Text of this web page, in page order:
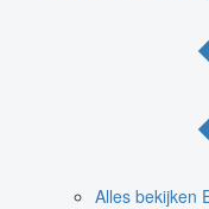
Alles bekijken